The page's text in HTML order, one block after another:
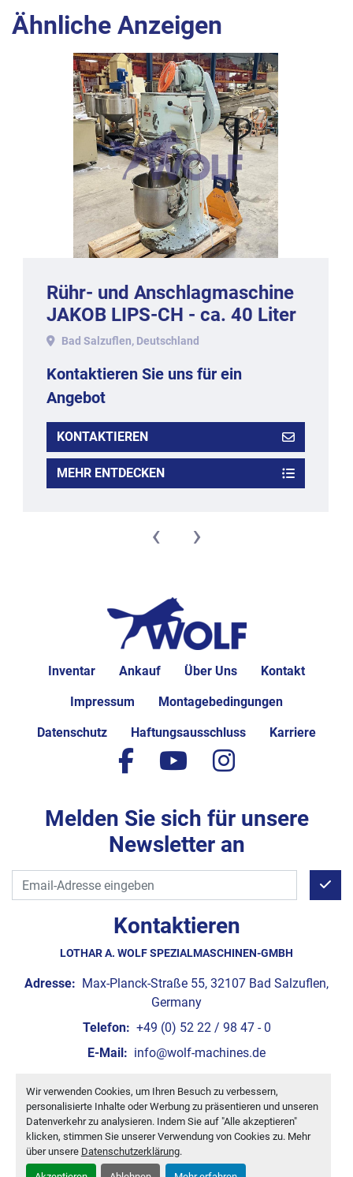
Wir verwenden Cookies, um Ihren Besuch zu verbessern,
personalisierte Inhalte oder Werbung zu präsentieren und unseren
Datenverkehr zu analysieren. Indem Sie auf "Alle akzeptieren"
klicken, stimmen Sie unserer Verwendung von Cookies zu. Mehr
über unsere Datenschutzerklärung.
Ähnliche Anzeigen
Rühr- und Anschlagmaschine
JAKOB LIPS-CH - ca. 40 Liter
Edelstahlkessel und Knetarm.
Bad Salzuflen, Deutschland
Kontaktieren Sie uns für ein
Angebot
KONTAKTIEREN
MEHR ENTDECKEN
‹ ›
Inventar Ankauf Über Uns Kontakt
Impressum Montagebedingungen
Datenschutz Haftungsausschluss Karriere
Kontaktieren
LOTHAR A. WOLF SPEZIALMASCHINEN-GMBH
Adresse: Max-Planck-Straße 55, 32107 Bad Salzuflen,
Germany
Telefon: +49 (0) 52 22 / 98 47 - 0
E-Mail: info@wolf-machines.de
Cookie-Einstellungen
Machinio System-Website vonMachinio
facebook
youtubeinstagram
Melden Sie sich für unsere
Newsletter an